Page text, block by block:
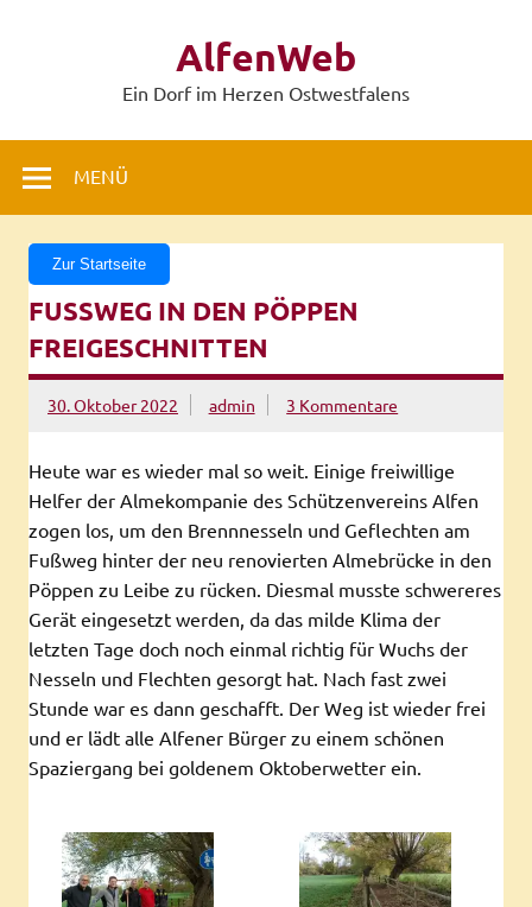
AlfenWeb
Ein Dorf im Herzen Ostwestfalens
MENÜ
Zur Startseite
FUSSWEG IN DEN PÖPPEN F
REIGESCHNITTEN
30. Oktober 2022 admin 3 Kommentare
Heute war es wieder mal so weit. Einige freiwillige
Helfer der Almekompanie des Schützenvereins Alfen
zogen los, um den Brennnesseln und Geflechten am
Fußweg hinter der neu renovierten Almebrücke in den
Pöppen zu Leibe zu rücken. Diesmal musste schwereres
Gerät eingesetzt werden, da das milde Klima der
letzten Tage doch noch einmal richtig für Wuchs der
Nesseln und Flechten gesorgt hat. Nach fast zwei
Stunde war es dann geschafft. Der Weg ist wieder frei
und er lädt alle Alfener Bürger zu einem schönen
Spaziergang bei goldenem Oktoberwetter ein.